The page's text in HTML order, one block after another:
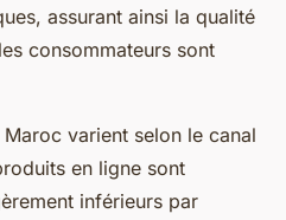
assurant ainsi la qualité
consommateurs sont
varient selon le canal
en ligne sont
inférieurs par